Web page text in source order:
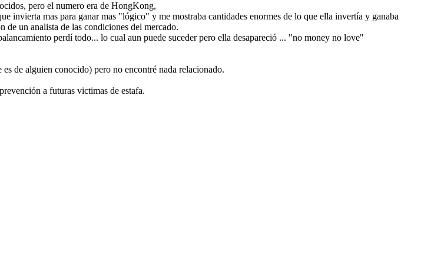
pero el numero era de HongKong,
invierta mas para ganar mas "lógico" y me mostraba cantidades enormes de lo que ella invertía y ganaba
de un analista de las condiciones del mercado.
perdí todo... lo cual aun puede suceder pero ella desapareció ... "no money no love"
de alguien conocido) pero no encontré nada relacionado.
a futuras victimas de estafa.